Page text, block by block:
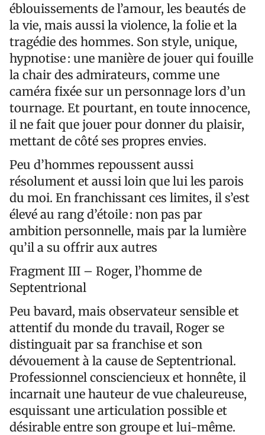
éblouissements de l’amour, les beautés de
la vie, mais aussi la violence, la folie et la
tragédie des hommes. Son style, unique,
hypnotise : une manière de jouer qui fouille
la chair des admirateurs, comme une
caméra fixée sur un personnage lors d’un
tournage. Et pourtant, en toute innocence,
il ne fait que jouer pour donner du plaisir,
mettant de côté ses propres envies.
Peu d’hommes repoussent aussi
résolument et aussi loin que lui les parois
du moi. En franchissant ces limites, il s’est
élevé au rang d’étoile : non pas par
ambition personnelle, mais par la lumière
qu’il a su offrir aux autres
Fragment III – Roger, l’homme de
Septentrional
Peu bavard, mais observateur sensible et
attentif du monde du travail, Roger se
distinguait par sa franchise et son
dévouement à la cause de Septentrional.
Professionnel consciencieux et honnête, il
incarnait une hauteur de vue chaleureuse,
esquissant une articulation possible et
désirable entre son groupe et lui-même.